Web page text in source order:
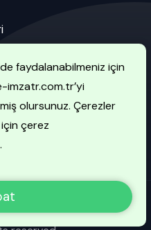
A.Ş. - Copyright 2013 -
faydalanabilmeniz için
imzatr.com.tr’yi
olursunuz. Çerezler
çerez